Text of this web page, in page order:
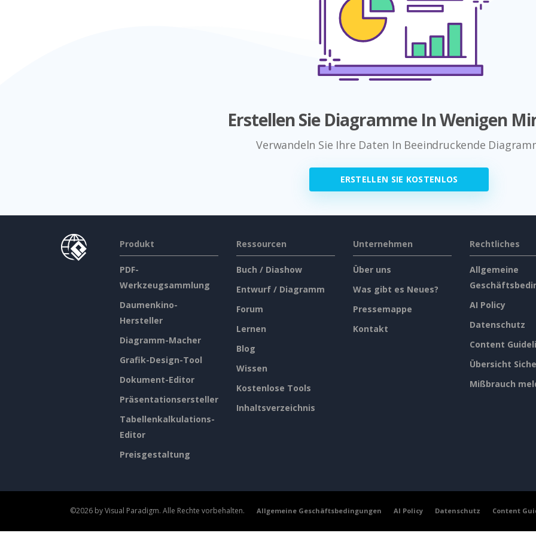
Erstellen Sie Diagramme In Wenigen
Verwandeln Sie Ihre Daten In Beeindruckende
ERSTELLEN SIE KOSTENLOS
Produkt
PDF-
Werkzeugsammlung
Daumenkino-
Hersteller
Diagramm-Macher
Grafik-Design-Tool
Dokument-Editor
Präsentationsersteller
Tabellenkalkulations-
Editor
Preisgestaltung
Ressourcen
Buch / Diashow
Entwurf / Diagramm
Forum
Lernen
Blog
Wissen
Kostenlose Tools
Inhaltsverzeichnis
Unternehmen
Über uns
Was gibt es Neues?
Pressemappe
Kontakt
Rechtliches
Allgemeine
AI Policy
Datenschutz
Content
Übersicht
Mißbrauch
©2026 by Visual Paradigm. Alle Rechte vorbehalten. Allgemeine Geschäftsbedingungen AI Policy Datenschutz Content